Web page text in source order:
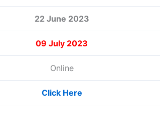
22 June 2023
09 July 2023
Online
Click Here